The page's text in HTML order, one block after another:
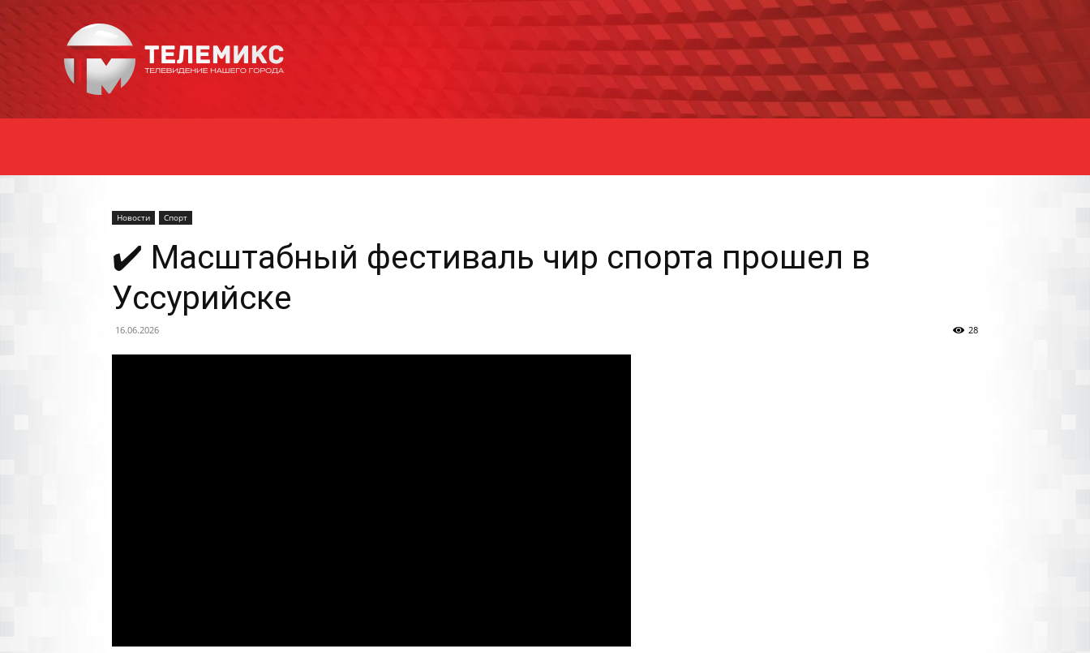
Уссурийска
Новости Спорт
✔️ Масштабный фестиваль чир спорта прошел в
Уссурийске
16.06.2026 28